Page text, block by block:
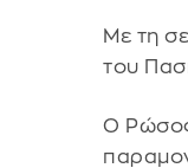
Με τη
του
Ο